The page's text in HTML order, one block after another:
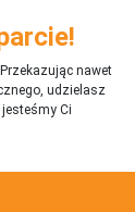
nawet
udzielasz
Ci